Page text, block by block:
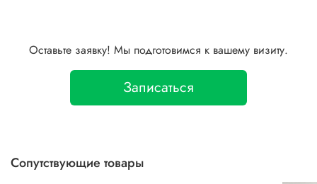
Оставьте заявку! Мы подготовимся к вашему визиту.
Записаться
Сопутствующие товары